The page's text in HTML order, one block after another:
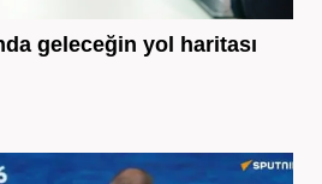
geleceğin yol haritası